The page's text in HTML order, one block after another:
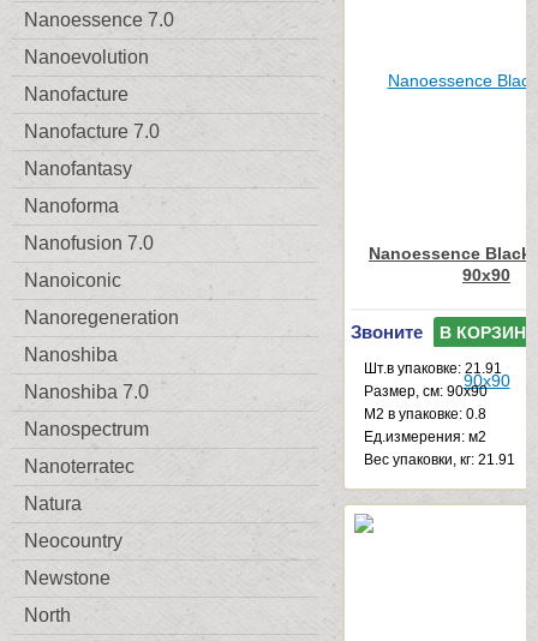
Nanoessence 7.0
Nanoevolution
Nanofacture
Nanofacture 7.0
Nanofantasy
Nanoforma
Nanofusion 7.0
Nanoiconic
Nanoregeneration
Nanoshiba
Nanoshiba 7.0
Nanospectrum
Nanoterratec
Natura
Neocountry
Newstone
North
Nanoessence Black
90x90
Звоните В КОРЗИНУ
Шт.в упаковке: 21.91
Размер, см: 90x90
М2 в упаковке: 0.8
Ед.измерения: м2
Веc упаковки, кг: 21.91